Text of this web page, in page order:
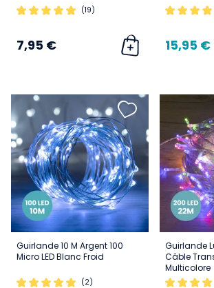
(19)
7,95 € 15,95 €
Guirlande 10 M Argent 100
Micro LED Blanc Froid
(2)
Guirlande
Câble
Multicolore